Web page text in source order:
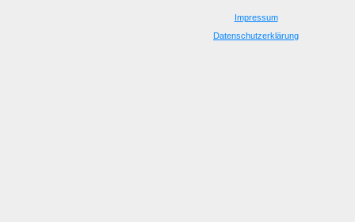
Impressum
Datenschutzerklärung